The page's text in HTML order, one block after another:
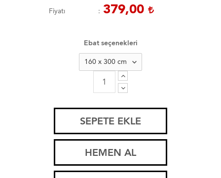
Fiyatı 379,00
Ebat seçenekleri
SEPETE EKLE
HEMEN AL